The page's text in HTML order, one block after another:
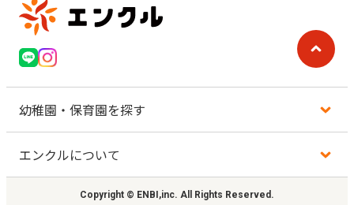
幼稚園・保育園を探す
エンクルについて
Copyright © ENBI,inc. All Rights Reserved.